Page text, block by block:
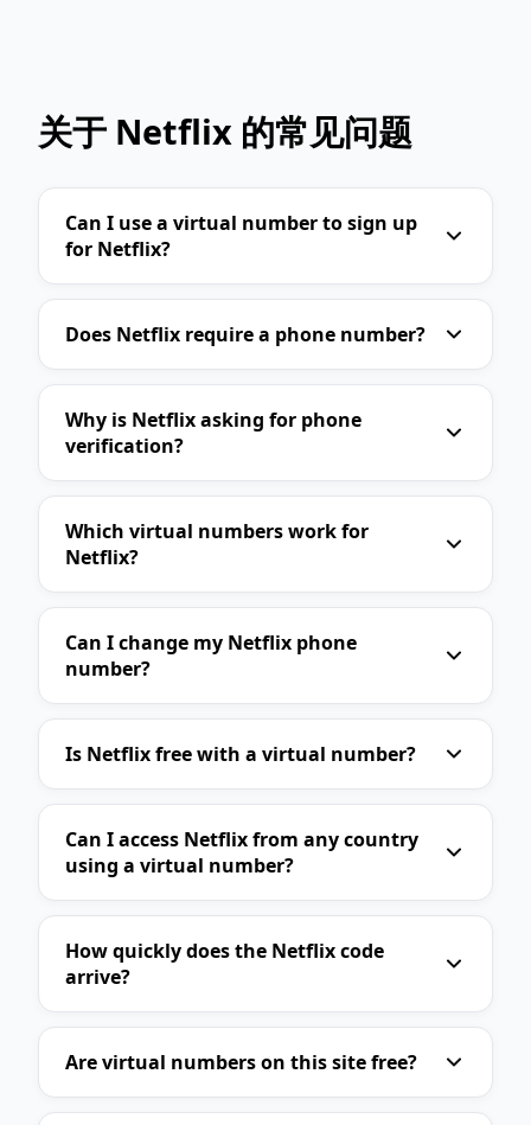
Neteller
Yahoo
Outlook
ProtonMail
Spotify
YouTube
Disney+
HBO Max
Telegram Business
WhatsApp Business
WeChat
KakaoTalk
Signal
Slack
Zoom
Skype
eBay
AliExpress
Walmart
Target
Best Buy
Nike
Adidas Zara
Grubhub
Grab
Gojek
Careem
BlaBlaCar
Booking.com
Expedia
TripAdvisor
Agoda
Skyscanner
Kayak
Canva
Adobe
Grindr
PUBG Mobile
Roblox
Minecraft
Fortnite
Genshin Impact
Mail.ru
Ok.ru
关于 Netflix 的常见问题
Can I use a virtual number to sign up
for Netflix?
Does Netflix require a phone number?
Why is Netflix asking for phone
verification?
Which virtual numbers work for
Netflix?
Can I change my Netflix phone
number?
Is Netflix free with a virtual number?
Can I access Netflix from any country
using a virtual number?
How quickly does the Netflix code
arrive?
Are virtual numbers on this site free?